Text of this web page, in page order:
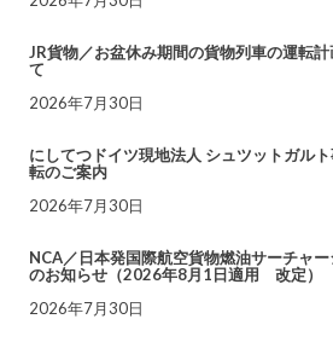
JR貨物／お盆休み期間の貨物列車の運転
て
2026年7月30日
にしてつドイツ現地法人 シュツットガル
転のご案内
2026年7月30日
NCA／日本発国際航空貨物燃油サーチャ
のお知らせ（2026年8月1日適用 改定）
2026年7月30日